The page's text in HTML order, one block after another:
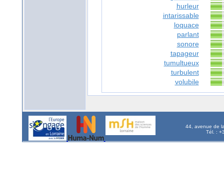
hurleur
intarissable
loquace
parlant
sonore
tapageur
tumultueux
turbulent
volubile
44, avenue de
Tél. :